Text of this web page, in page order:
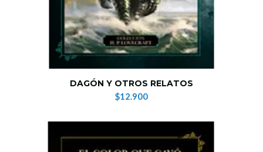
DAGÓN Y OTROS RELATOS
$12.900